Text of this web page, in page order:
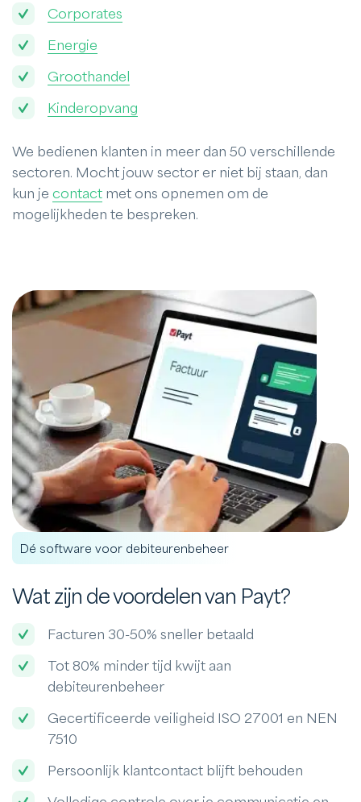
Corporates
Energie
Groothandel
Kinderopvang
We bedienen klanten in meer dan 50 verschillende
sectoren. Mocht jouw sector er niet bij staan, dan
kun je contact met ons opnemen om de
mogelijkheden te bespreken.
Dé software voor debiteurenbeheer
Wat zijn de voordelen van Payt?
Facturen 30-50% sneller betaald
Tot 80% minder tijd kwijt aan
debiteurenbeheer
Gecertificeerde veiligheid ISO 27001 en NEN
7510
Persoonlijk klantcontact blijft behouden